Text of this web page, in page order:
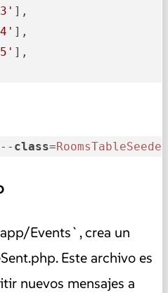
],
],
],
class=RoomsTableSeeder
Events`, crea un
Este archivo es
nuevos mensajes a